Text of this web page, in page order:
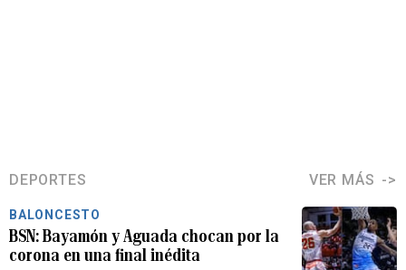
DEPORTES VER MÁS
BALONCESTO
BSN: Bayamón y Aguada chocan por la
corona en una final inédita